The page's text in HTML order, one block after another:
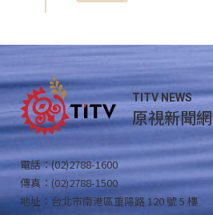
TITV NEWS
原視新聞網
電話：(02)2788-1600
傳真：(02)2788-1500
地址：台北市南港區重陽路 120 號 5 樓